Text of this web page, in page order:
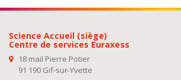
Science Accueil (siège)
Centre de services Euraxess
18 mail Pierre Potier
91 190 Gif-sur-Yvette